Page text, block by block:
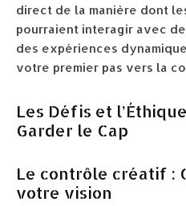
direct de la manière dont
pourraient interagir avec
des expériences
votre premier pas vers la
Les Défis et
Garder le Cap
Le contrôle créatif :
votre vision